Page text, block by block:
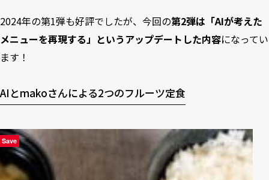
2024年の第1弾も好評でしたが、今回の第2弾は「AIが考えた
メニューを再現する」というアップデートした内容になってい
ます！
AIとmakoさんによる2つのフルーツ定食
Save